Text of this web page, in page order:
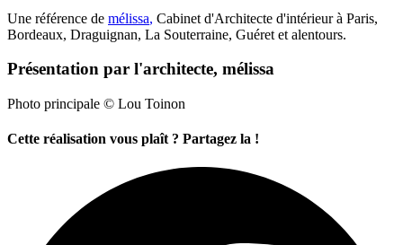
Une référence de mélissa, Cabinet d'Architecte d'intérieur à Paris,
Bordeaux, Draguignan, La Souterraine, Guéret et alentours.
Présentation par l'architecte, mélissa
Photo principale © Lou Toinon
Cette réalisation vous plaît ? Partagez la !